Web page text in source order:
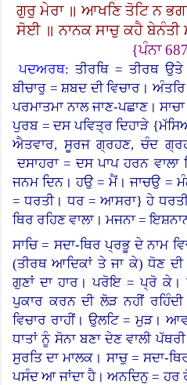
ਗੁਰੁ ਮੇਰਾ ॥ ਆਖਣਿ ਤੋਟਿ ਨ
ਸੋਈ ॥ ਨਾਨਕ ਸਾਚੁ ਕਹੈ
{ਪੰਨਾ
ਪਦਅਰਥ: ਤੀਰਥਿ = ਤੀਰਥ
ਬੀਚਾਰੁ = ਸ਼ਬਦ ਦੀ ਵਿਚਾਰ।
ਪਰਮਾਤਮਾ ਨਾਲ ਜਾਣ-ਪਛਾਣ।
ਪੁਰਬ = ਦਸ ਪਵਿਤ੍ਰ ਦਿਹਾੜੇ {
ਐਤਵਾਰ, ਸੂਰਜ ਗ੍ਰਹਣ, ਚੰਦ
ਦਸਾਹਰਾ = ਦਸ ਪਾਪ ਹਰਨ ਵਾਲਾ
ਜਨਮ ਦਿਨ। ਹਉ = ਮੈਂ।ਜਾਚਉ =
= ਧਰਤੀ। ਧਰ = ਆਸਰਾ}ਹੇ
ਥਿਰ ਰਹਿਣ ਵਾਲਾ। ਮਜਨਾ =
ਸਾਚਿ = ਸਦਾ-ਥਿਰ ਪ੍ਰਭੂ ਦੇ ਨਾਮ
(ਤੀਰਥ ਆਦਿਕਾਂ ਤੇ ਜਾ ਕੇ)ਧੋਣ ਦੀ
ਗੁਣਾਂ ਦਾ ਹਾਰ।ਪਰੋਇ = ਪ੍ਰੋ ਕੇ।
ਪੁਕਾਰ ਕਰਨ ਦੀ ਲੋੜ ਨਹੀਂ
ਵਿਚਾਰ ਰਾਹੀਂ। ਉਲਟਿ = ਮੁੜ।
ਧਾਤਾਂ ਨੂੰ ਸੋਨਾ ਬਣਾ ਦੇਣ ਵਾਲੀ
ਸੁਰਤਿ ਦਾ ਮਾਲਕ। ਸਾਚੁ = ਸਦਾ-
ਪਸੰਦ ਆ ਜਾਂਦਾ ਹੈ।ਅਨਦਿਨੁ = ਹਰ